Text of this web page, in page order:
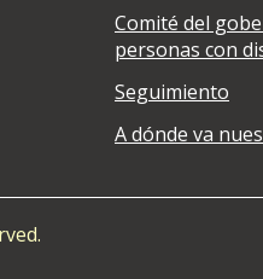
Comité del
personas con
Seguimiento
A dónde va